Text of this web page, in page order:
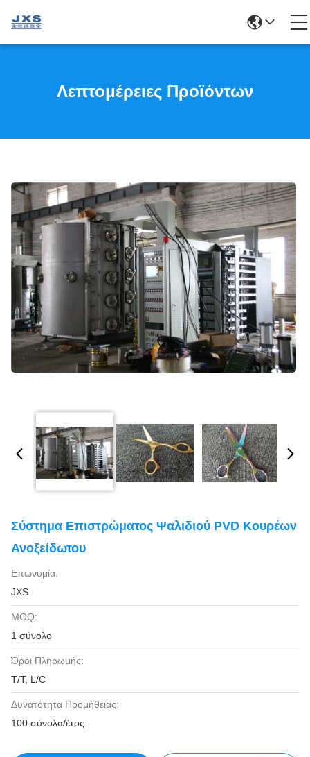
Λεπτομέρειες Προϊόντων
Σύστημα Επιστρώματος Ψαλιδιού PVD Κουρέων
Ανοξείδωτου
Επωνυμία:
JXS
MOQ:
1 σύνολο
Όροι Πληρωμής:
T/T, L/C
Δυνατότητα Προμήθειας:
100 σύνολα/έτος